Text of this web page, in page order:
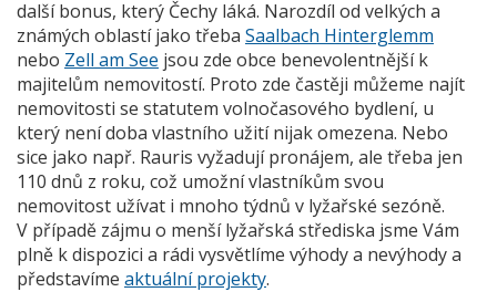
další bonus, který Čechy láká. Narozdíl od velkých a
známých oblastí jako třeba Saalbach Hinterglemm
nebo Zell am See jsou zde obce benevolentnější k
majitelům nemovitostí. Proto zde častěji můžeme najít
nemovitosti se statutem volnočasového bydlení, u
který není doba vlastního užití nijak omezena. Nebo
sice jako např. Rauris vyžadují pronájem, ale třeba jen
110 dnů z roku, což umožní vlastníkům svou
nemovitost užívat i mnoho týdnů v lyžařské sezóně.
V případě zájmu o menší lyžařská střediska jsme Vám
plně k dispozici a rádi vysvětlíme výhody a nevýhody a
představíme aktuální projekty.